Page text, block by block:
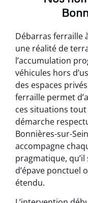
Débarras ferraille
une réalité de
l’accumulation
véhicules hors
des espaces
ferraille permet
ces situations tout
démarche
Bonnières-sur-
accompagne
pragmatique, qu’il
d’épave ponctuel
étendu.